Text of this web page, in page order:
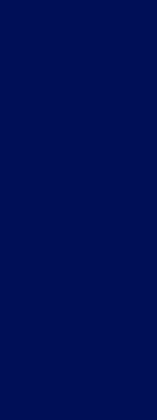
para
los
al cliente es de